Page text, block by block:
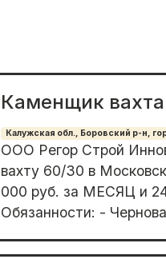
Каменщик вахта
Калужская обл., Боровский р-н,
ООО Регор Строй
вахту 60/30 в
000 руб. за МЕСЯЦ и
Обязанности: -